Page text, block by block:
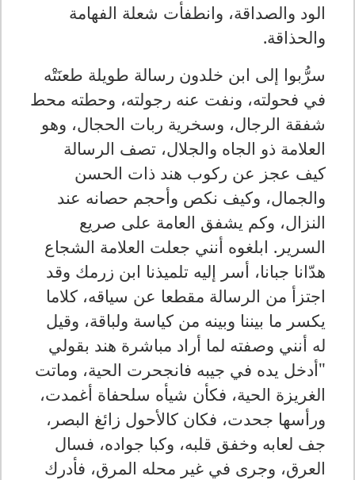
الود والصداقة، وانطفأت شعلة الفهامة
والحذاقة.
سرُّبوا إلى ابن خلدون رسالة طويلة طعنَتْه
في فحولته، ونفت عنه رجولته، وحطته محط
شفقة الرجال، وسخرية ربات الحجال، وهو
العلامة ذو الجاه والجلال، تصف الرسالة
كيف عجز عن ركوب هند ذات الحسن
والجمال، وكيف نكص وأحجم حصانه عند
النزال، وكم يشفق العامة على صريع
السرير. ابلغوه أنني جعلت العلامة الشجاع
هدّانا جبانا، أسر إليه تلميذنا ابن زرمك وقد
اجتزأ من الرسالة مقطعا عن سياقه، كلاما
يكسر ما بيننا وبينه من كياسة ولباقة، وقيل
له أنني وصفته لما أراد مباشرة هند بقولي
"أدخل يده في جيبه فانجحرت الحية، وماتت
الغريزة الحية، فكأن شيأه سلحفاة أغمدت،
ورأسها جحدت، فكان كالأحول زائغ البصر،
جف لعابه وخفق قلبه، وكبا جواده، فسال
العرق، وجرى في غير محله المرق، فأدرك